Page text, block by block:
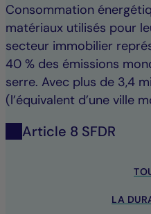
Consommation
matériaux utilisés pour
secteur immobilier
40 % des émissions
serre. Avec plus de 3,4
(l’équivalent d’une ville
Article 8 SFDR
LA